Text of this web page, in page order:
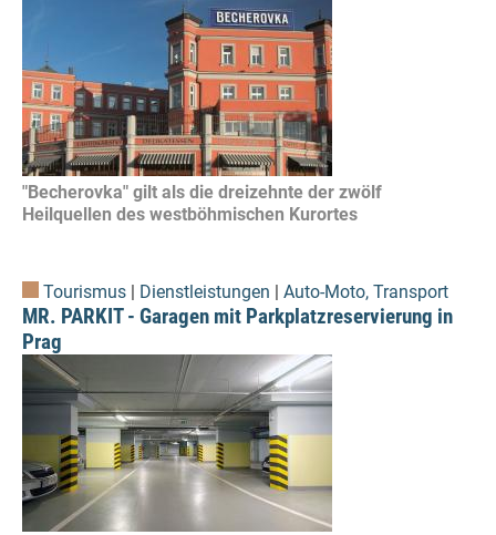
"Becherovka" gilt als die dreizehnte der zwölf
Heilquellen des westböhmischen Kurortes
Tourismus | Dienstleistungen | Auto-Moto, Transport
MR. PARKIT - Garagen mit Parkplatzreservierung in
Prag